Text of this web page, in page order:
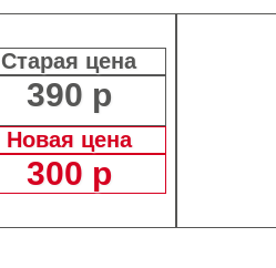
Старая цена
390 р
Новая цена
300 р